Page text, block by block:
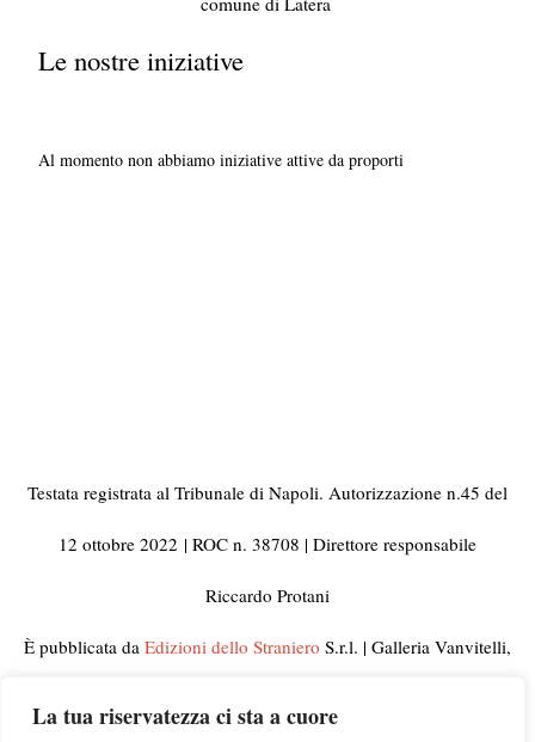
La tua riservatezza ci sta a cuore
Le nostre iniziative
Al momento non abbiamo iniziative attive da proporti
Testata registrata al Tribunale di Napoli. Autorizzazione n.45 del
12 ottobre 2022 | ROC n. 38708 | Direttore responsabile
Riccardo Protani
È pubblicata da Edizioni dello Straniero S.r.l. | Galleria Vanvitelli,